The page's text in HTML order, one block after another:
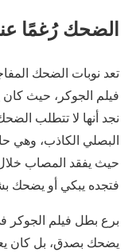
الضحك رُغمًا
تعد نوبات الضحك
فيلم الجوكر، حيث
نجد أنها لا تتطلب
البصلي الكاذب، وهي
حيث يفقد المصاب خلال
فتجده يبكي أو يضحك
برع بطل فيلم الجوكر
يضحك بصدق، بل كان